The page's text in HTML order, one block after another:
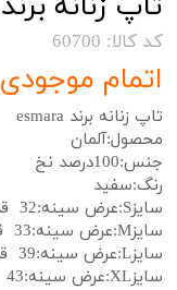
کد کالا: 60700
اتمام موجودی
تاپ زنانه برند esmara
محصول:آلمان
جنس:100درصد نخ
رنگ:سفید
سایزS:عرض سینه:32 قد:57
سایزM:عرض سینه:33 قد:58
سایزL:عرض سینه:39 قد:60
سایزXL:عرض سینه:43 قد:63